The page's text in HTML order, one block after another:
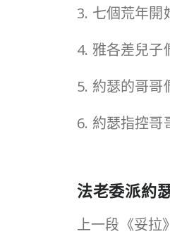
3. 七個荒年開
4. 雅各差兒子
5. 約瑟的哥哥
6. 約瑟指控哥
法老委派約